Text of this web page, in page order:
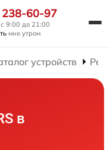
238-60-97
9:00 до 21:00
мне утром
устройств
в